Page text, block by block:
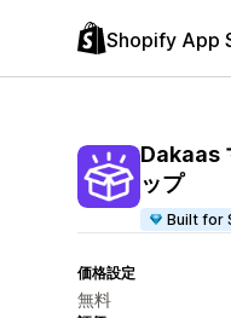
Shopify App
Dakaas
ップ
Built for
価格設定
無料